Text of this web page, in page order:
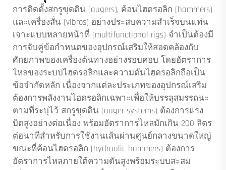
การติดตั้งสกรูขุดดิน (augers), ค้อนไฮดรอลิก (hammers)
และเครื่องสั่น (vibros) อย่างประสบความสำเร็จบนแท่น
เจาะแบบหลายหน้าที่ (multifunctional rigs) จำเป็นต้องมี
การจับคู่ข้อกำหนดของอุปกรณ์เสริมให้สอดคล้องกับ
ศักยภาพของเครื่องต้นทางอย่างรอบคอบ โดยอัตราการ
ไหลของระบบไฮดรอลิกและความดันไฮดรอลิกถือเป็น
ข้อจำกัดหลัก เนื่องจากแต่ละประเภทของอุปกรณ์เสริม
ต้องการพลังงานไฮดรอลิกเฉพาะเพื่อให้บรรลุสมรรถนะ
ตามที่ระบุไว้ สกรูขุดดิน (auger systems) ต้องการแรง
บิดสูงอย่างต่อเนื่อง พร้อมอัตราการไหลมักเกิน 200 ลิตร
ต่อนาทีสำหรับการใช้งานเส้นผ่านศูนย์กลางขนาดใหญ่
ขณะที่ค้อนไฮดรอลิก (hydraulic hammers) ต้องการ
อัตราการไหลภายใต้ความดันสูงพร้อมระบบสะสม